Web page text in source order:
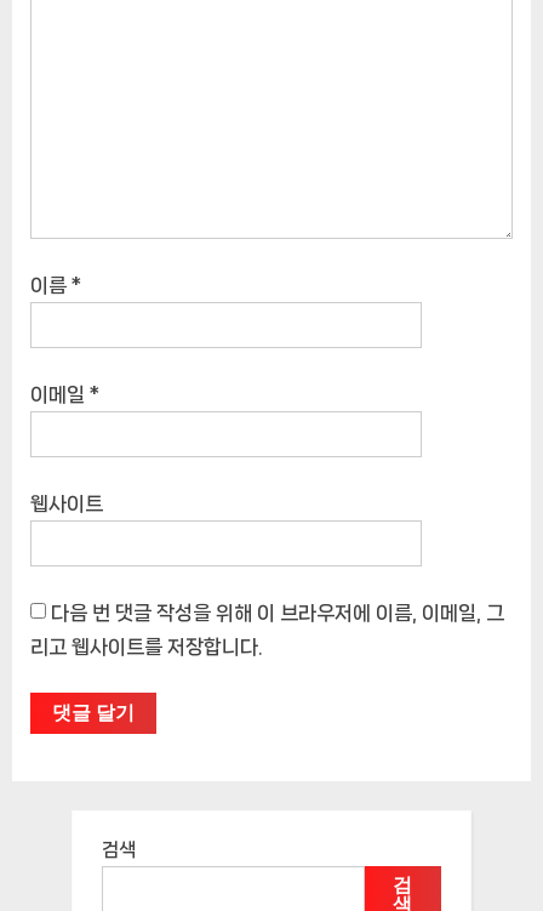
이름 *
이메일 *
웹사이트
다음 번 댓글 작성을 위해 이 브라우저에 이름, 이메일, 그
리고 웹사이트를 저장합니다.
검색
검
색